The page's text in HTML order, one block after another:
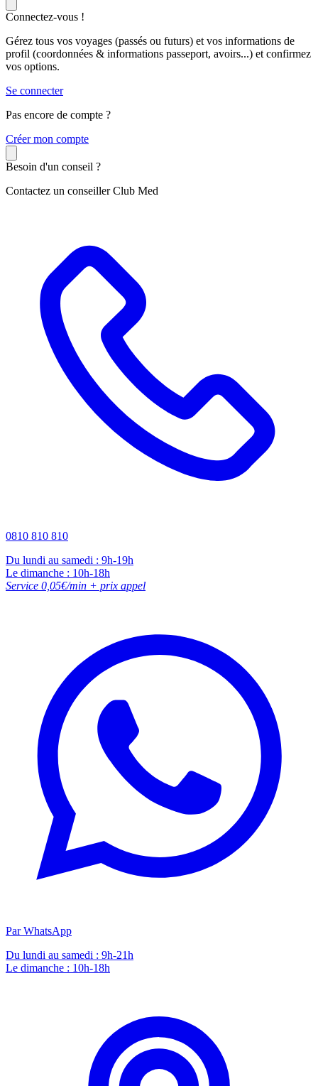
Connectez-vous !
Gérez tous vos voyages (passés ou futurs) et vos informations de
profil (coordonnées & informations passeport, avoirs...) et confirmez
vos options.
Se connecter
Pas encore de compte ?
Créer mon compte
Besoin d'un conseil ?
Contactez un conseiller Club Med
0810 810 810
Du lundi au samedi : 9h-19h
Le dimanche : 10h-18h
Service 0,05€/min + prix appel
Par WhatsApp
Du lundi au samedi : 9h-21h
Le dimanche : 10h-18h